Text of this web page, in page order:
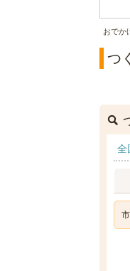
おでか
つ
全